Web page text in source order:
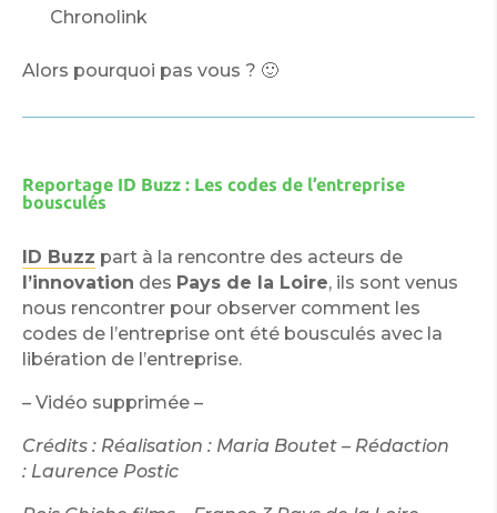
Chronolink
Alors pourquoi pas vous ? 🙂
Reportage ID Buzz : Les codes de l’entreprise
bousculés
ID Buzz part à la rencontre des acteurs de
l’innovation des Pays de la Loire, ils sont venus
nous rencontrer pour observer comment les
codes de l’entreprise ont été bousculés avec la
libération de l’entreprise.
– Vidéo supprimée –
Crédits : Réalisation : Maria Boutet – Rédaction
: Laurence Postic